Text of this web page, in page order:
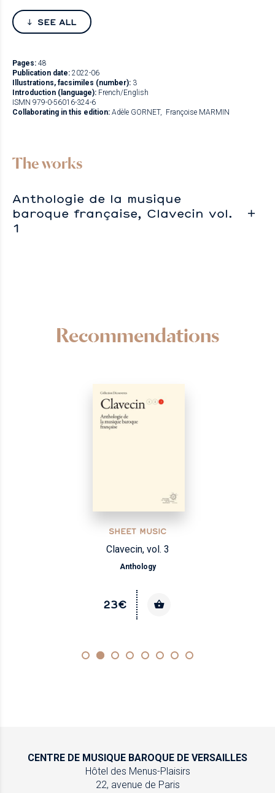
SEE ALL
Pages: 48
Publication date: 2022-06
Illustrations, facsimiles (number): 3
Introduction (language): French/English
ISMN 979-0-56016-324-6
Collaborating in this edition: Adèle GORNET Françoise MARMIN
The works
Anthologie de la musique
baroque française, Clavecin vol.
1
Recommendations
SHEET MUSIC
Clavecin, vol. 3
Anthology
23€
CENTRE DE MUSIQUE BAROQUE DE VERSAILLES
Hôtel des Menus-Plaisirs
22, avenue de Paris